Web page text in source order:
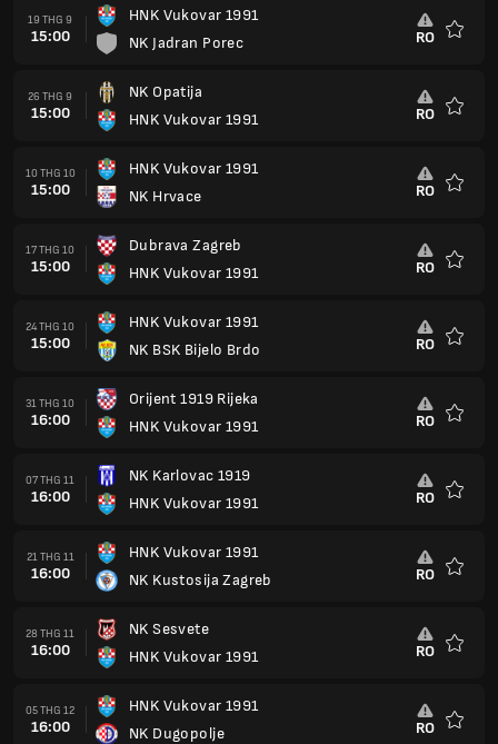
19 THG 9
15:00
HNK Vukovar 1991
NK Jadran Porec
RO
26 THG 9
15:00
NK Opatija
HNK Vukovar 1991
RO
10 THG 10
15:00
HNK Vukovar 1991
NK Hrvace
RO
17 THG 10
15:00
Dubrava Zagreb
HNK Vukovar 1991
RO
24 THG 10
15:00
HNK Vukovar 1991
NK BSK Bijelo Brdo
RO
31 THG 10
16:00
Orijent 1919 Rijeka
HNK Vukovar 1991
RO
07 THG 11
16:00
NK Karlovac 1919
HNK Vukovar 1991
RO
21 THG 11
16:00
HNK Vukovar 1991
NK Kustosija Zagreb
RO
28 THG 11
16:00
NK Sesvete
HNK Vukovar 1991
RO
05 THG 12
16:00
HNK Vukovar 1991
NK Dugopolje
RO